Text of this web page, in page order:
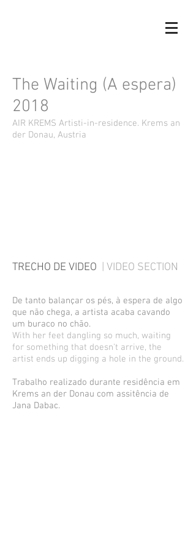
The Waiting (A espera)
2018
AIR KREMS Artisti-in-residence. Krems an
der Donau, Austria
TRECHO DE VIDEO | VIDEO SECTION
De tanto balançar os pés, à espera de algo
que não chega, a artista acaba cavando
um buraco no chão.
With her feet dangling so much, waiting
for something that doesn't arrive, the
artist ends up digging a hole in the ground.
Trabalho realizado durante residência em
Krems an der Donau com assitência de
Jana Dabac.